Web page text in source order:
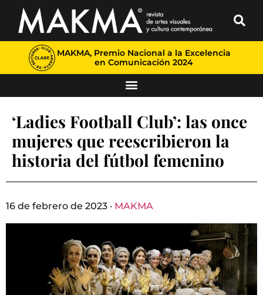
MAKMA, Premio Nacional a la Excelencia
en Comunicación 2024
‘Ladies Football Club’: las once
mujeres que reescribieron la
historia del fútbol femenino
16 de febrero de 2023 · MAKMA